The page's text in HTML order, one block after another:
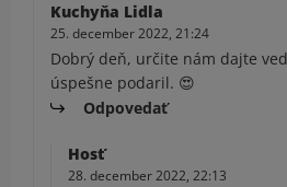
Kuchyňa Lidla
25. december 2022, 21:24
Dobrý deň, určite nám dajte
úspešne podaril. 😍
Odpovedať
Hosť
28. december 2022, 22:13